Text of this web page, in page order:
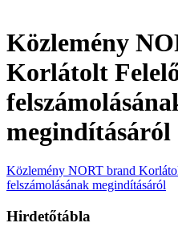
Közlemény
Korlátolt
megindításáról
Közlemény NORT brand
felszámolásának megindításáról
Hirdetőtábla